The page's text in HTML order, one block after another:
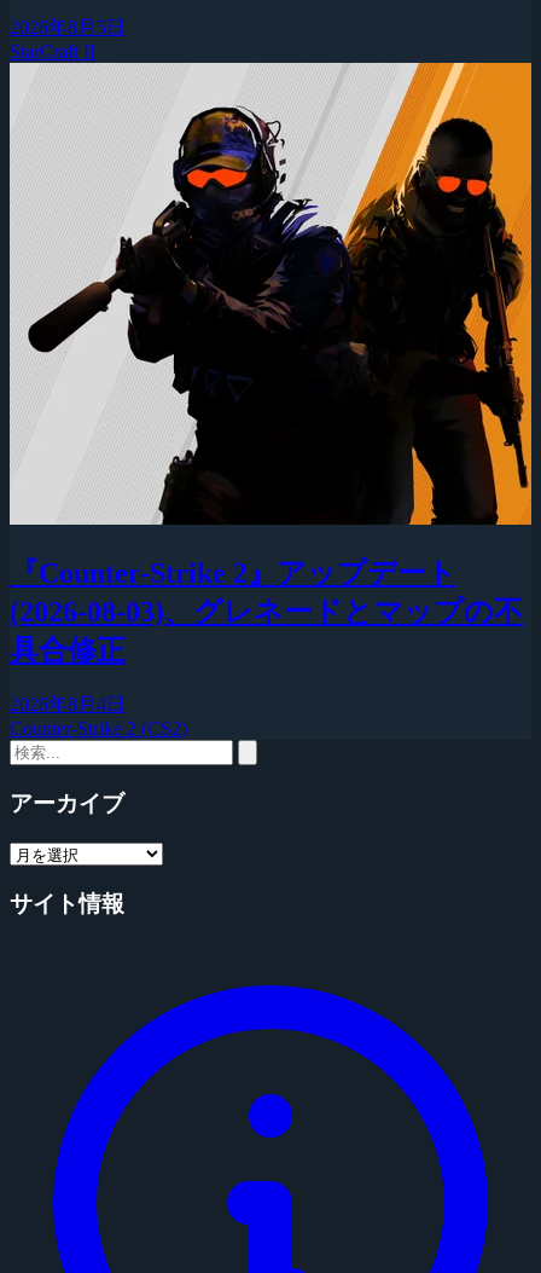
2026年8月5日
StarCraft II
『Counter-Strike 2』アップデート
(2026-08-03)、グレネードとマップの不
具合修正
2026年8月4日
Counter-Strike 2 (CS2)
アーカイブ
サイト情報